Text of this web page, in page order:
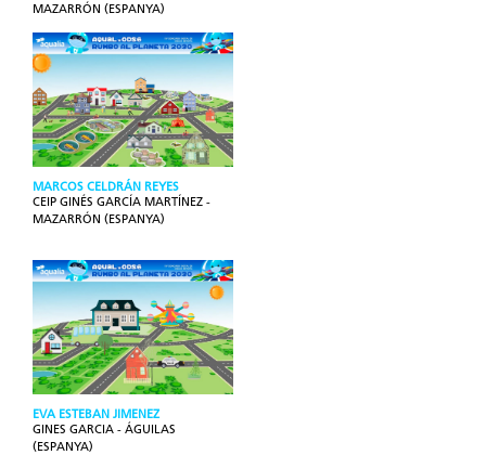
MAZARRÓN (ESPANYA)
MARCOS CELDRÁN REYES
CEIP GINÉS GARCÍA MARTÍNEZ -
MAZARRÓN (ESPANYA)
EVA ESTEBAN JIMENEZ
GINES GARCIA - ÁGUILAS
(ESPANYA)